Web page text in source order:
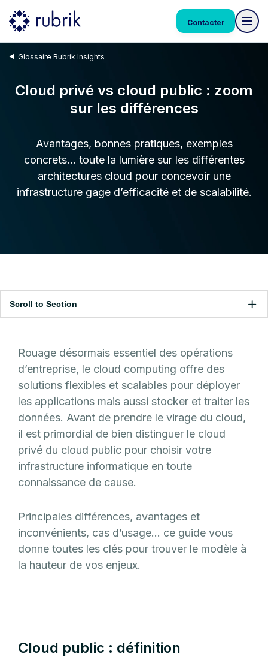
Contacter
Glossaire Rubrik Insights
Cloud privé vs cloud public : zoom
sur les différences
Avantages, bonnes pratiques, exemples
concrets… toute la lumière sur les différentes
architectures cloud pour concevoir une
infrastructure gage d’efficacité et de scalabilité.
Scroll to Section
Rouage désormais essentiel des opérations
d’entreprise, le cloud computing offre des
solutions flexibles et scalables pour déployer
les applications mais aussi stocker et traiter les
données. Avant de prendre le virage du cloud,
il est primordial de bien distinguer le cloud
privé du cloud public pour choisir votre
infrastructure informatique en toute
connaissance de cause.
Principales différences, avantages et
inconvénients, cas d’usage… ce guide vous
donne toutes les clés pour trouver le modèle à
la hauteur de vos enjeux.
Cloud public : définition